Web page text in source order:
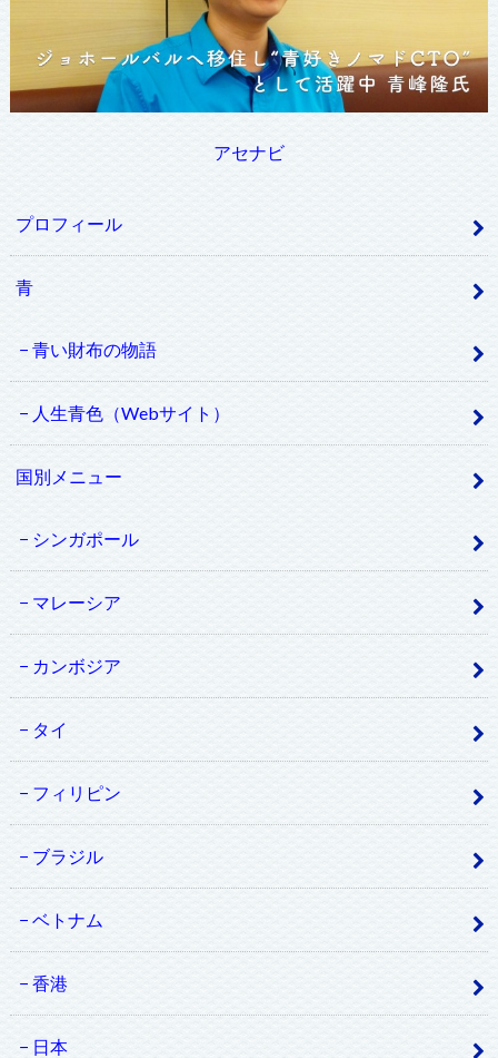
アセナビ
プロフィール
青
青い財布の物語
人生青色（Webサイト）
国別メニュー
シンガポール
マレーシア
カンボジア
タイ
フィリピン
ブラジル
ベトナム
香港
日本